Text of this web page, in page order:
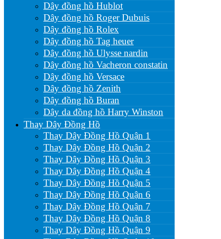
Dây đồng hồ Hublot
Dây đồng hồ Roger Dubuis
Dây đồng hồ Rolex
Dây đồng hồ Tag heuer
Dây đồng hồ Ulysse nardin
Dây đồng hồ Vacheron constatin
Dây đồng hồ Versace
Dây đồng hồ Zenith
Dây đồng hồ Buran
Dây da đồng hồ Harry Winston
Thay Dây Đồng Hồ
Thay Dây Đồng Hồ Quận 1
Thay Dây Đồng Hồ Quận 2
Thay Dây Đồng Hồ Quận 3
Thay Dây Đồng Hồ Quận 4
Thay Dây Đồng Hồ Quận 5
Thay Dây Đồng Hồ Quận 6
Thay Dây Đồng Hồ Quận 7
Thay Dây Đồng Hồ Quận 8
Thay Dây Đồng Hồ Quận 9